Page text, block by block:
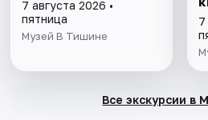
7 августа 2026 •
пятница
Музей В Тишине
7
Все экскурсии в